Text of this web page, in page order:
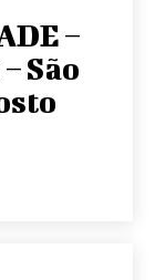
–
São